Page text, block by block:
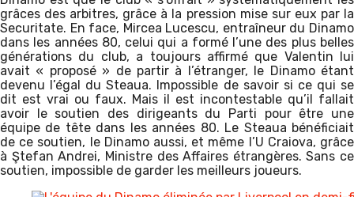
grâces des arbitres, grâce à la pression mise sur eux par la
Securitate. En face, Mircea Lucescu, entraîneur du Dinamo
dans les années 80, celui qui a formé l’une des plus belles
générations du club, a toujours affirmé que Valentin lui
avait « proposé » de partir à l’étranger, le Dinamo étant
devenu l’égal du Steaua. Impossible de savoir si ce qui se
dit est vrai ou faux. Mais il est incontestable qu’il fallait
avoir le soutien des dirigeants du Parti pour être une
équipe de tête dans les années 80. Le Steaua bénéficiait
de ce soutien, le Dinamo aussi, et même l’U Craiova, grâce
à Ştefan Andrei, Ministre des Affaires étrangères. Sans ce
soutien, impossible de garder les meilleurs joueurs.